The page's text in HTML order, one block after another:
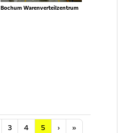
Bochum Warenverteilzentrum
3 4 5 ›Nächste
»